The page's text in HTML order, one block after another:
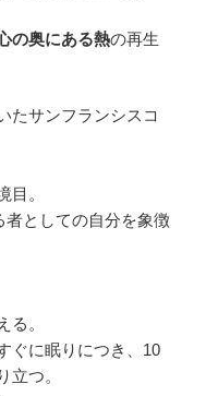
の奥にある熱の再生
たサンフランシスコ
目。
者としての自分を象徴
る。
ぐに眠りにつき、10
立つ。